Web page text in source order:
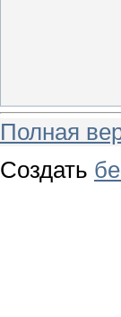
Полная
Создать